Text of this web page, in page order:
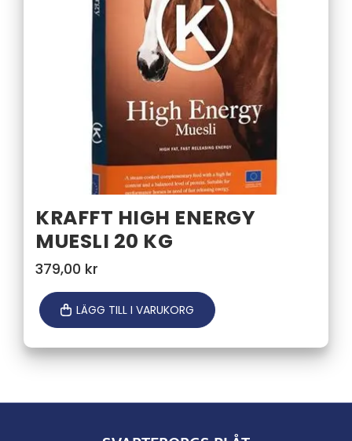
KRAFFT HIGH ENERGY
MUESLI 20 KG
379,00 kr
LÄGG TILL I VARUKORG